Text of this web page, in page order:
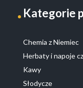
Kategorie
Chemia z Niemiec
Herbaty i napoje
Kawy
Słodycze